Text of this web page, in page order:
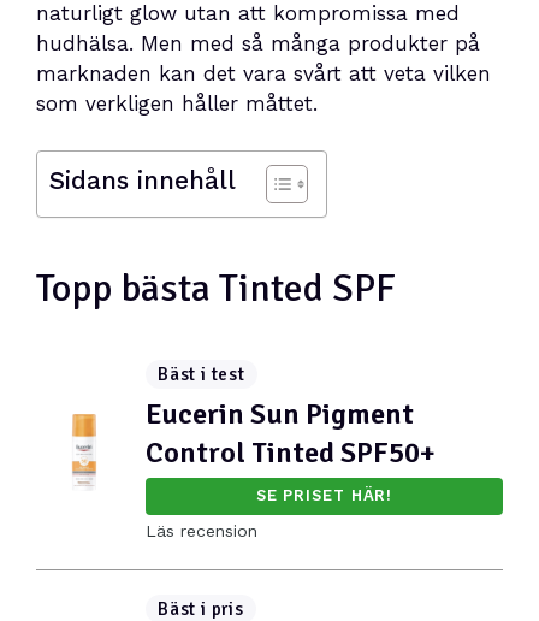
naturligt glow utan att kompromissa med
hudhälsa. Men med så många produkter på
marknaden kan det vara svårt att veta vilken
som verkligen håller måttet.
Sidans innehåll
Topp bästa Tinted SPF
Bäst i test
Eucerin Sun Pigment
Control Tinted SPF50+
SE PRISET HÄR!
Läs recension
Bäst i pris